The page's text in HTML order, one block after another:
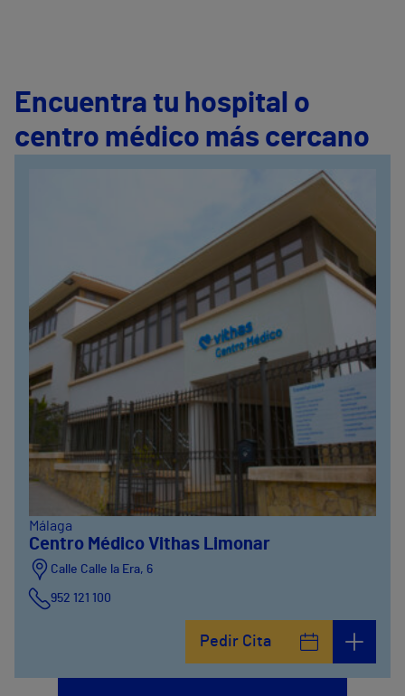
Encuentra tu hospital o
centro médico más cercano
Málaga
Centro Médico Vithas Limonar
Calle Calle la Era, 6
952 121 100
Pedir Cita